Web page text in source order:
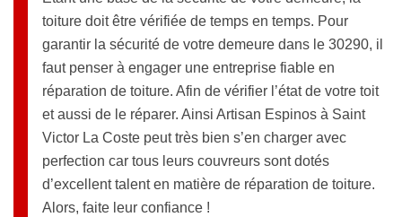
toiture doit être vérifiée de temps en temps. Pour
garantir la sécurité de votre demeure dans le 30290, il
faut penser à engager une entreprise fiable en
réparation de toiture. Afin de vérifier l’état de votre toit
et aussi de le réparer. Ainsi Artisan Espinos à Saint
Victor La Coste peut très bien s’en charger avec
perfection car tous leurs couvreurs sont dotés
d’excellent talent en matière de réparation de toiture.
Alors, faite leur confiance !